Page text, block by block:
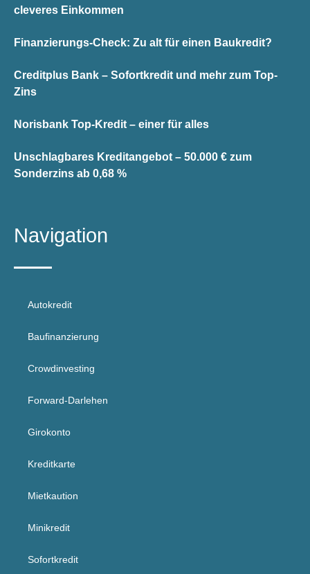
cleveres Einkommen
Finanzierungs-Check: Zu alt für einen Baukredit?
Creditplus Bank – Sofortkredit und mehr zum Top-
Zins
Norisbank Top-Kredit – einer für alles
Unschlagbares Kreditangebot – 50.000 € zum
Sonderzins ab 0,68 %
Navigation
Autokredit
Baufinanzierung
Crowdinvesting
Forward-Darlehen
Girokonto
Kreditkarte
Mietkaution
Minikredit
Sofortkredit